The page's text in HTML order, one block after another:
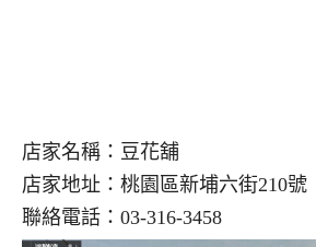
店家名稱：豆花舖
店家地址：桃園區新埔六街210號
聯絡電話：03-316-3458